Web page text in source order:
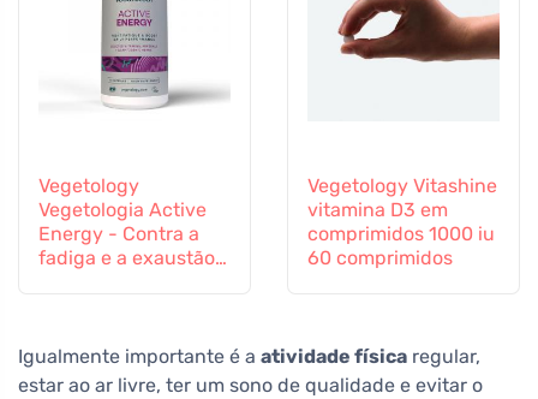
Vegetology
Vegetologia Active
Energy - Contra a
fadiga e a exaustão,
Vegetology Vitashine
vitamina D3 em
comprimidos 1000 iu
60 comprimidos
Igualmente importante é a atividade física regular,
estar ao ar livre, ter um sono de qualidade e evitar o